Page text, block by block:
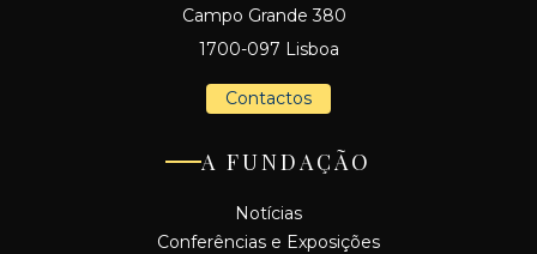
Campo Grande 380
1700-097 Lisboa
Contactos
A FUNDAÇÃO
Notícias
Conferências e Exposições